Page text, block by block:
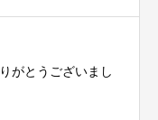
がとうございまし